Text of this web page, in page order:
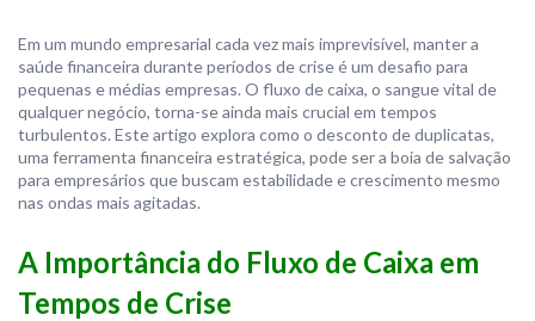
Em um mundo empresarial cada vez mais imprevisível, manter a
saúde financeira durante períodos de crise é um desafio para
pequenas e médias empresas. O fluxo de caixa, o sangue vital de
qualquer negócio, torna-se ainda mais crucial em tempos
turbulentos. Este artigo explora como o desconto de duplicatas,
uma ferramenta financeira estratégica, pode ser a boia de salvação
para empresários que buscam estabilidade e crescimento mesmo
nas ondas mais agitadas.
A Importância do Fluxo de Caixa em
Tempos de Crise